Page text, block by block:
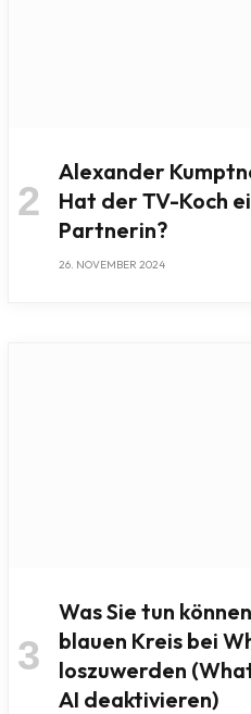
Alexander
Hat der TV-Koch
Partnerin?
26. NOVEMBER 2024
Was Sie tun
blauen Kreis bei
loszuwerden
AI deaktivieren)